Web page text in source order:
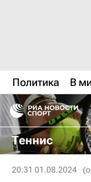
Политика В
Теннис
20:31 01.08.2024